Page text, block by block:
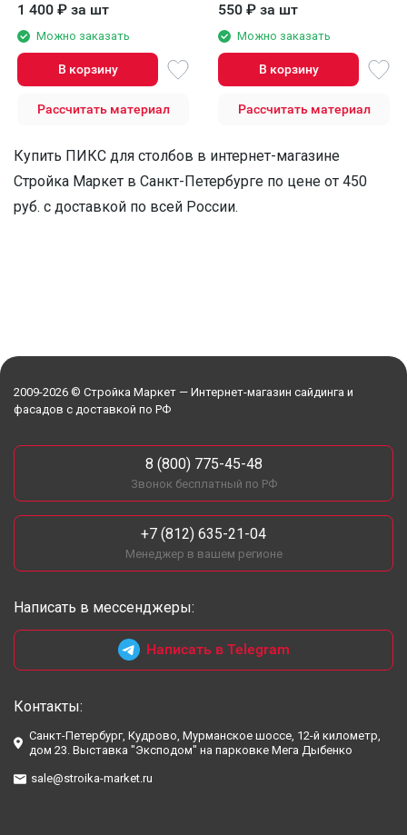
1 400 ₽ за шт
Можно заказать
В корзину
Рассчитать материал
550 ₽ за шт
Можно заказать
В корзину
Рассчитать материал
Купить ПИКС для столбов в интернет-магазине
Стройка Маркет в Санкт-Петербурге по цене от 450
руб. с доставкой по всей России.
2009-2026 © Стройка Маркет — Интернет-магазин сайдинга и
фасадов с доставкой по РФ
8 (800) 775-45-48
Звонок бесплатный по РФ
+7 (812) 635-21-04
Менеджер в вашем регионе
Написать в мессенджеры:
Написать в Telegram
Контакты:
Санкт-Петербург, Кудрово, Мурманское шоссе, 12-й километр,
дом 23. Выставка "Эксподом" на парковке Мега Дыбенко
sale@stroika-market.ru